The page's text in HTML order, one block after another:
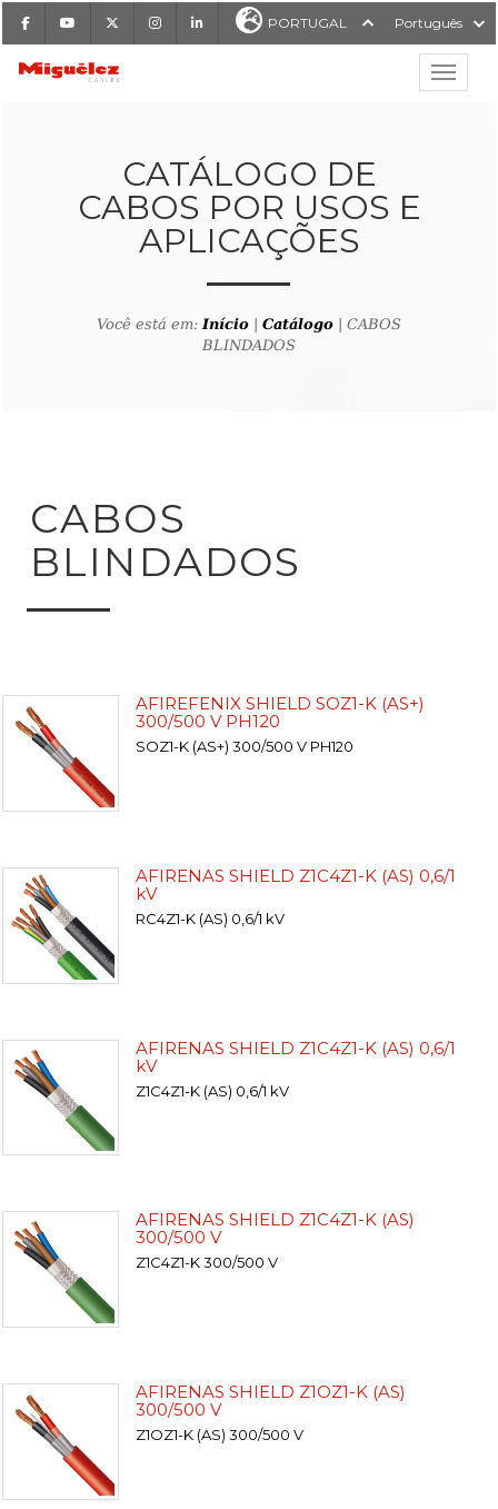
FacebookYoutube InstagramLinkedIn PORTUGAL Português
Miguélez Cabos
CATÁLOGO DE
CABOS POR USOS E
APLICAÇÕES
Você está em:Início Catálogo | CABOS
BLINDADOS
CABOS
BLINDADOS
AFIREFENIX SHIELD SOZ1-K (AS+)
300/500 V PH120
SOZ1-K (AS+) 300/500 V PH120
AFIRENAS SHIELD Z1C4Z1-K (AS) 0,6/1
kV
RC4Z1-K (AS) 0,6/1 kV
AFIRENAS SHIELD Z1C4Z1-K (AS) 0,6/1
kV
Z1C4Z1-K (AS) 0,6/1 kV
AFIRENAS SHIELD Z1C4Z1-K (AS)
300/500 V
Z1C4Z1-K 300/500 V
AFIRENAS SHIELD Z1OZ1-K (AS)
300/500 V
Z1OZ1-K (AS) 300/500 V